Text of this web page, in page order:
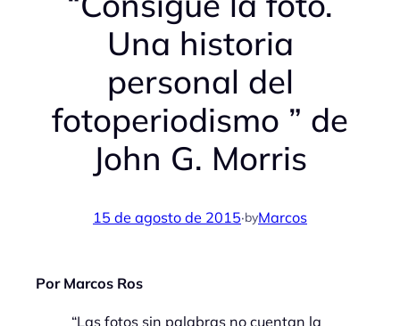
Una historia
personal del
fotoperiodismo ” de
John G. Morris
15 de agosto de 2015·byMarcos
Por Marcos Ros
“Las fotos sin palabras no cuentan la